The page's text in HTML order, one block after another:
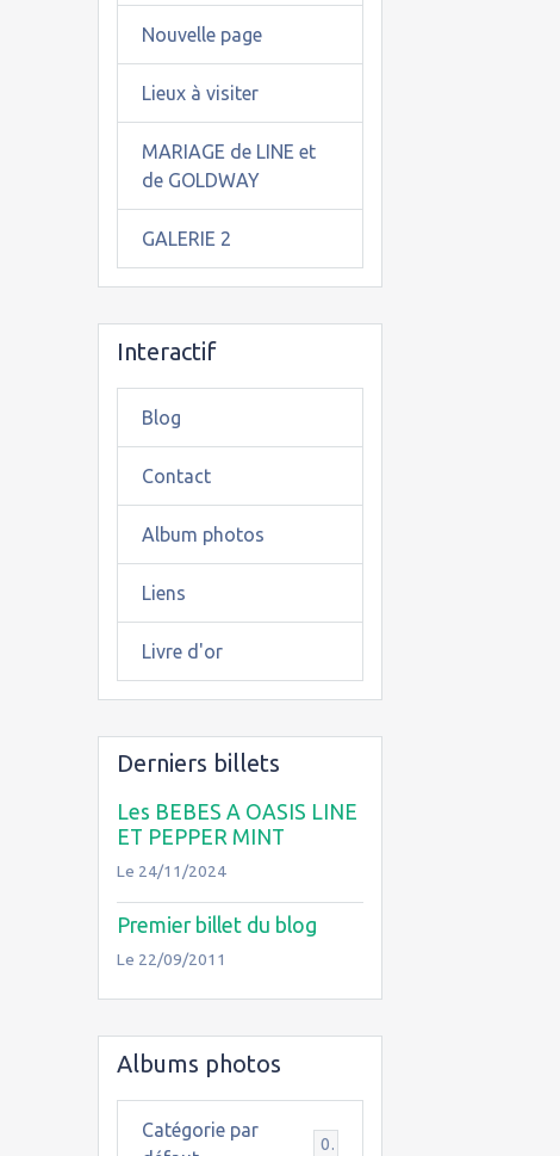
Nouvelle page
Lieux à visiter
MARIAGE de LINE et
de GOLDWAY
GALERIE 2
Interactif
Blog
Contact
Album photos
Liens
Livre d'or
Derniers billets
Les BEBES A OASIS LINE
ET PEPPER MINT
Le 24/11/2024
Premier billet du blog
Le 22/09/2011
Albums photos
Catégorie par
0